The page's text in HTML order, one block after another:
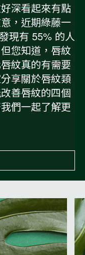
深看起來有點
，近期綠藤一
現有 55% 的人
您知道，唇紋
紋真的有需要
享關於唇紋類
善唇紋的四個
們一起了解更